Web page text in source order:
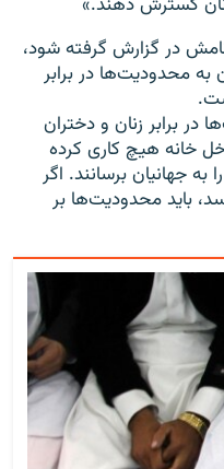
در گزارش گرفته شود،
به محدودیت‌ها در برابر
در برابر زنان و دختران
خانه هیچ کاری کرده
جهانیان برسانند. اگر
باید محدودیت‌ها بر